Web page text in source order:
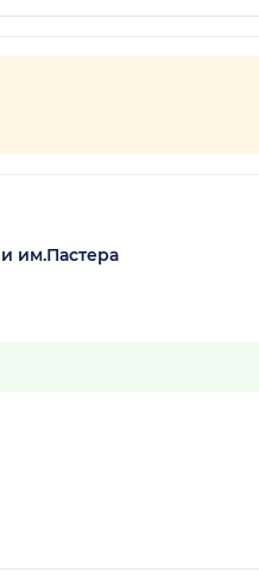
им.Пастера